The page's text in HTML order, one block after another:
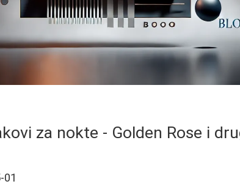
za nokte - Golden Rose i
01